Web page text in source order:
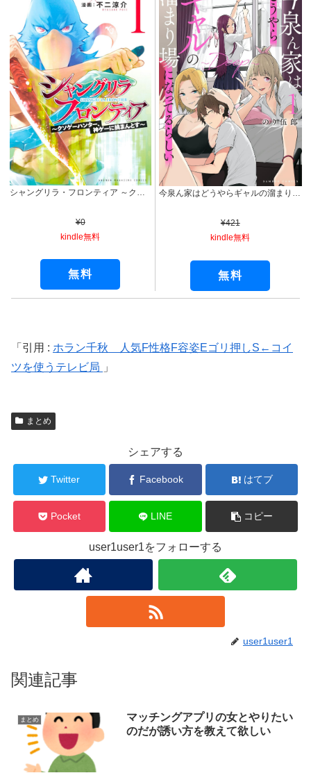
シャングリラ・フロンティア ～クソゲーハンター、神ゲーに挑まんとす～（１） (週刊少年マガジンコミックス)
¥0
kindle無料
無料
今泉ん家はどうやらギャルの溜まり場になってるらしい～DEEP～ (1) (バンブーコミックス)
¥421
kindle無料
無料
引用 : ホラン千秋 人気F性格F容姿Eゴリ押しS←コイ
ツを使うテレビ局
まとめ
シェアする
Twitter Facebook はてブ
Pocket LINE コピー
user1user1をフォローする
user1user1
関連記事
まとめ
マッチングアプリの女とやりたい
のだが誘い方を教えて欲しい